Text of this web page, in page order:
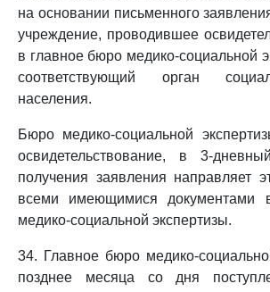
на основании письменного
учреждение, проводившее
в главное бюро медико-социальной
соответствующий орган
населения.
Бюро медико-социальной
освидетельствование, в 3-
получения заявления направляет
всеми имеющимися документами
медико-социальной экспертизы.
34. Главное бюро медико-
позднее месяца со дня